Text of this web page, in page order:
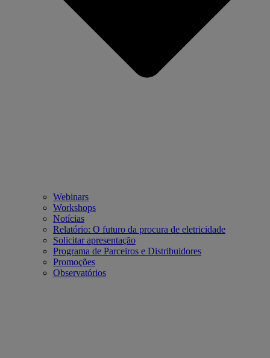
Webinars
Workshops
Notícias
Relatório: O futuro da procura de eletricidade
Solicitar apresentação
Programa de Parceiros e Distribuidores
Promoções
Observatórios